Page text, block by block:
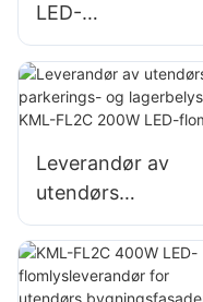
LED-
flomlysleverandør
for utendørs
reklametavler og
store
skiltbelysninger
Leverandør av
utendørs
parkerings- og
lagerbelysning
KML-FL2C 200W